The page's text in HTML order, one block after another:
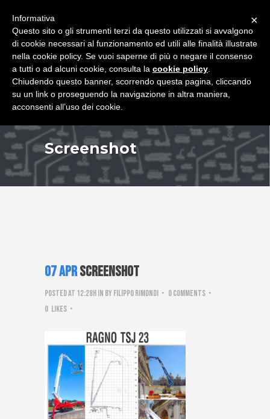
Screenshot
07 AprScreenshot
Posted at 12:28hin by Filippo Rimondi
0 Comments
0 Likes
×
Informativa
Questo sito o gli strumenti terzi da questo utilizzati si avvalgono
di cookie necessari al funzionamento ed utili alle finalità illustrate
nella cookie policy. Se vuoi saperne di più o negare il consenso
a tutti o ad alcuni cookie, consulta la cookie policy
Chiudendo questo banner, scorrendo questa pagina, cliccando
su un link o proseguendo la navigazione in altra maniera,
acconsenti all’uso dei cookie.